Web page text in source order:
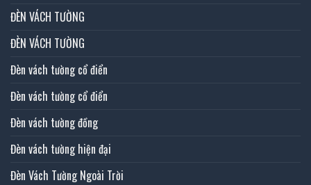
ĐÈN VÁCH TƯỜNG
ĐÈN VÁCH TƯỜNG
Đèn vách tường cổ điển
Đèn vách tường cổ điển
Đèn vách tường đồng
Đèn vách tường hiện đại
Đèn Vách Tường Ngoài Trời